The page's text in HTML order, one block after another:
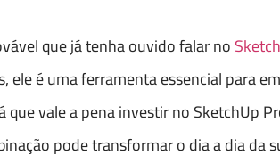
que já tenha ouvido falar no
é uma ferramenta essencial para
vale a pena investir no SketchUp
pode transformar o dia a dia da